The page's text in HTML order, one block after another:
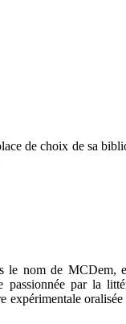
de choix de sa
le nom de MCDem,
passionnée par la